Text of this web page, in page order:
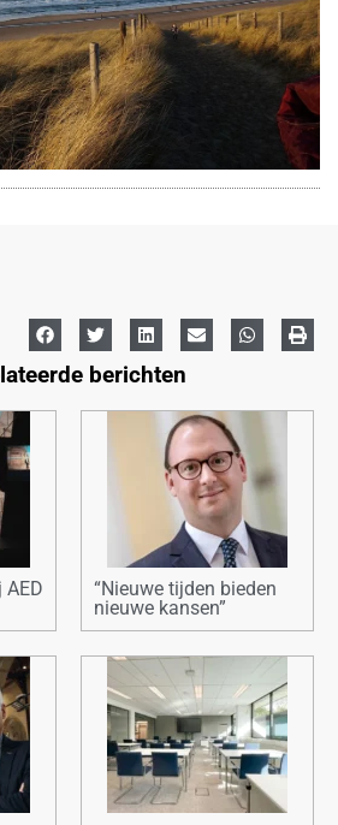
berichten
AED
“Nieuwe tijden bieden
nieuwe kansen”